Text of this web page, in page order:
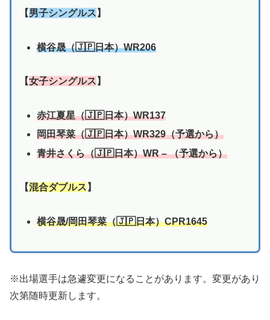
【男子シングルス 】
横谷晟（🇯🇵日本）WR206
【女子シングルス 】
赤江夏星（🇯🇵日本）WR137
岡田琴菜（🇯🇵日本）WR329（予選から）
青井さくら（🇯🇵日本）WR – （予選から）
【混合ダブルス 】
横谷晟/岡田琴菜（🇯🇵日本）CPR1645
※出場選手は急遽変更になることがあります。変更があり
次第随時更新します。